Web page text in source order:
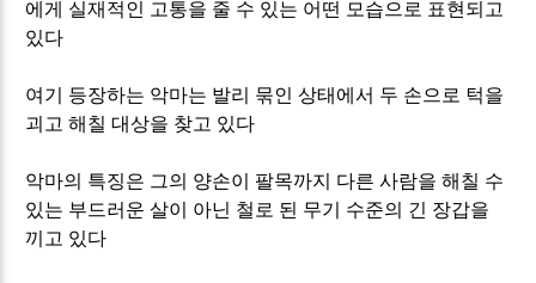
에게 실재적인 고통을 줄 수 있는 어떤 모습으로 표현되고
있다
여기 등장하는 악마는 발리 묶인 상태에서 두 손으로 턱을
괴고 해칠 대상을 찾고 있다
악마의 특징은 그의 양손이 팔목까지 다른 사람을 해칠 수
있는 부드러운 살이 아닌 철로 된 무기 수준의 긴 장갑을
끼고 있다